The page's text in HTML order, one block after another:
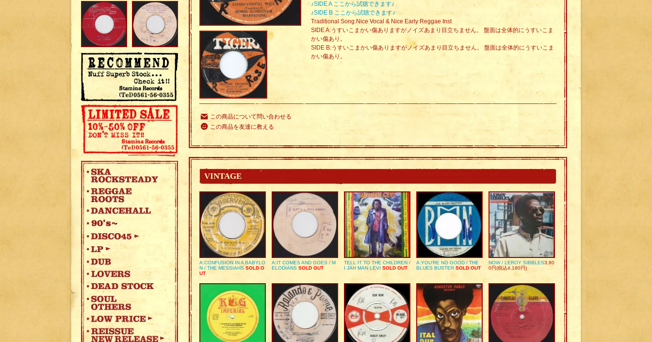
♪SIDE A ここから試聴できます♪
♪SIDE B ここから試聴できます♪
Traditional Song.Nice Vocal & Nice Early Reggae Inst
SIDE A:うすいこまかい傷ありますがノイズあまり目立ちません。 盤面は全体的にうすいこま
かい傷あり。
SIDE B:うすいこまかい傷ありますがノイズあまり目立ちません。 盤面は全体的にうすいこま
かい傷あり。
この商品について問い合わせる
この商品を友達に教える
VINTAGE
A:CONFUSION IN A BABYLO
N / THE MESSIAHS SOLD O
UT
A:IT COMES AND GOES / M
ELODIANS SOLD OUT
TELL IT TO THE CHILDREN /
I JAH MAN LEVI SOLD OUT
A:YOU’RE NO GOOD / THE
BLUES BUSTER SOLD OUT
NOW / LEROY SIBBLES3,80
0円(税込4,180円)